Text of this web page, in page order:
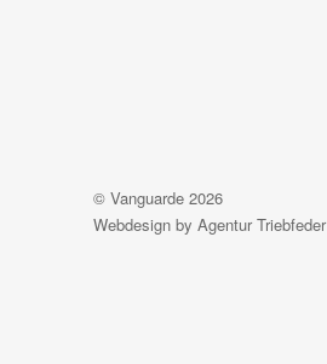
© Vanguarde 2026
Webdesign by Agentur Triebfeder